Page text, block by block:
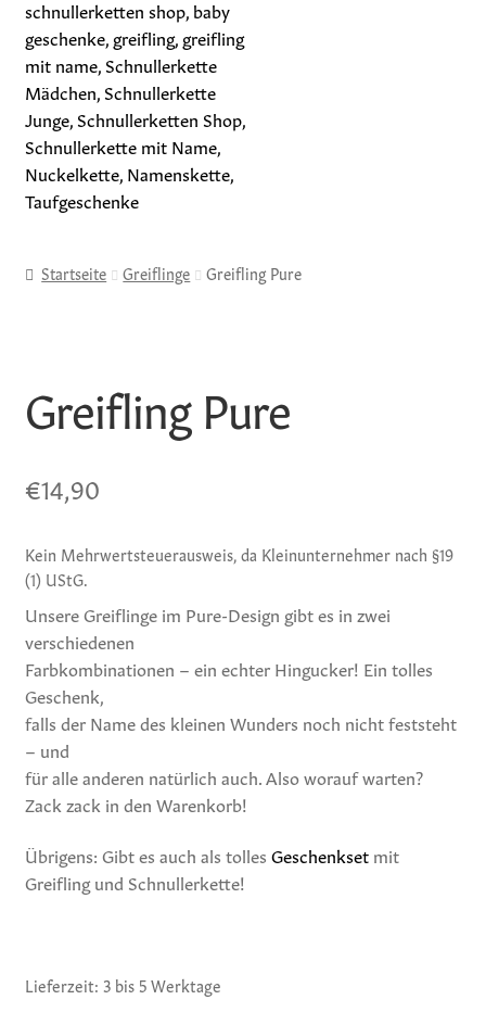
Geschenksets
Startseite Greiflinge Greifling Pure
Greifling Pure
€14,90
Kein Mehrwertsteuerausweis, da Kleinunternehmer nach §19
(1) UStG.
Unsere Greiflinge im Pure-Design gibt es in zwei
verschiedenen
Farbkombinationen – ein echter Hingucker! Ein tolles
Geschenk,
falls der Name des kleinen Wunders noch nicht feststeht
– und
für alle anderen natürlich auch. Also worauf warten?
Zack zack in den Warenkorb!
Übrigens: Gibt es auch als tolles Geschenksetmit
Greifling und Schnullerkette!
Lieferzeit: 3 bis 5 Werktage